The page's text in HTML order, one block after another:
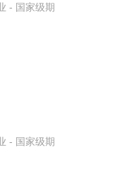
？
？
- 国家级期
- 国家级期